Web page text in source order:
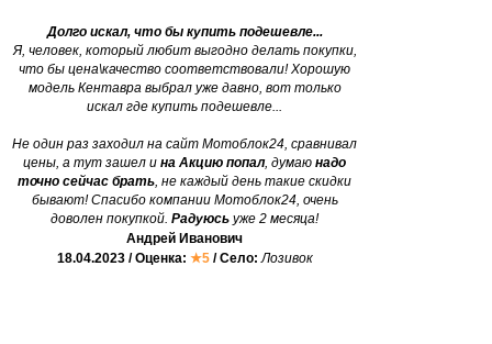
Долго искал, что бы купить подешевле...
Я, человек, который любит выгодно делать покупки,
что бы цена\качество соответствовали! Хорошую
модель Кентавра выбрал уже давно, вот только
искал где купить подешевле...
Не один раз заходил на сайт Мотоблок24, сравнивал
цены, а тут зашел и на Акцию попал, думаю надо
точно сейчас брать, не каждый день такие скидки
бывают! Спасибо компании Мотоблок24, очень
доволен покупкой. Радуюсь уже 2 месяца!
Андрей Иванович
18.04.2023 / Оценка: ★5 / Село: Лозивок